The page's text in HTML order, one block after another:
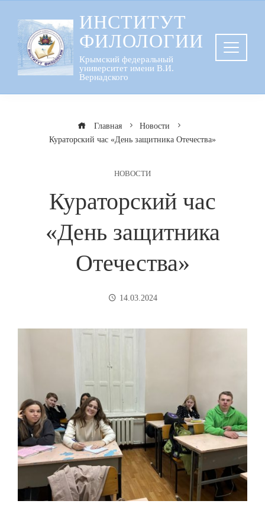
содержанию
ИНСТИТУТ
ФИЛОЛОГИИ
Крымский федеральный
университет имени В.И.
Вернадского
Главная
Новости
Кураторский час «День защитника Отечества»
НОВОСТИ
Кураторский час
«День защитника
Отечества»
14.03.2024